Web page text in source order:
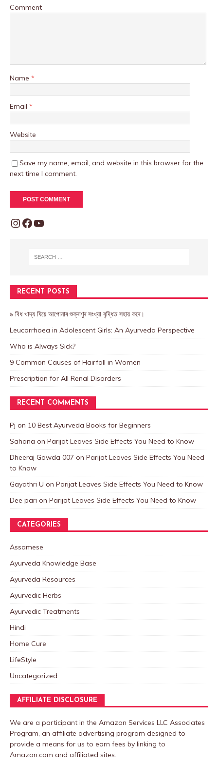
Comment
Name *
Email *
Website
Save my name, email, and website in this browser for the
next time I comment.
RECENT POSTS
৯ বিধ খাদ্য যিয়ে আপোনাৰ শুক্ৰাণুৰ সংখ্যা বৃদ্ধিত সহায় কৰে।
Leucorrhoea in Adolescent Girls: An Ayurveda Perspective
Who is Always Sick?
9 Common Causes of Hairfall in Women
Prescription for All Renal Disorders
RECENT COMMENTS
Pj on 10 Best Ayurveda Books for Beginners
Sahana on Parijat Leaves Side Effects You Need to Know
Dheeraj Gowda 007 on Parijat Leaves Side Effects You Need
to Know
Gayathri U on Parijat Leaves Side Effects You Need to Know
Dee pari on Parijat Leaves Side Effects You Need to Know
CATEGORIES
Assamese
Ayurveda Knowledge Base
Ayurveda Resources
Ayurvedic Herbs
Ayurvedic Treatments
Hindi
Home Cure
LifeStyle
Uncategorized
AFFILIATE DISCLOSURE
We are a participant in the Amazon Services LLC Associates
Program, an affiliate advertising program designed to
provide a means for us to earn fees by linking to
Amazon.com and affiliated sites.